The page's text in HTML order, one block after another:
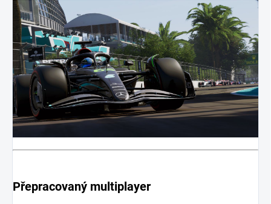
Přepracovaný multiplayer